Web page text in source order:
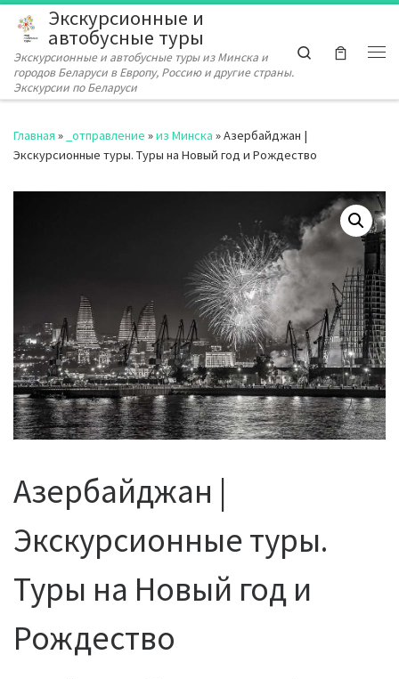
Перейти к содержимому
Экскурсионные и
автобусные туры
Экскурсионные и автобусные туры из Минска и
городов Беларуси в Европу, Россию и другие страны.
Экскурсии по Беларуси
Search
Главная » _отправление »из Минска »Азербайджан |
Экскурсионные туры. Туры на Новый год и Рождество
Азербайджан |
Экскурсионные туры.
Туры на Новый год и
Рождество